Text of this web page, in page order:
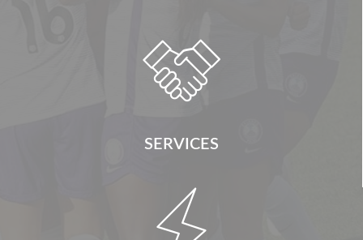

SERVICES